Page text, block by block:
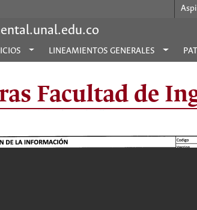
LINEAMIENTOS GENERALES
Facultad de